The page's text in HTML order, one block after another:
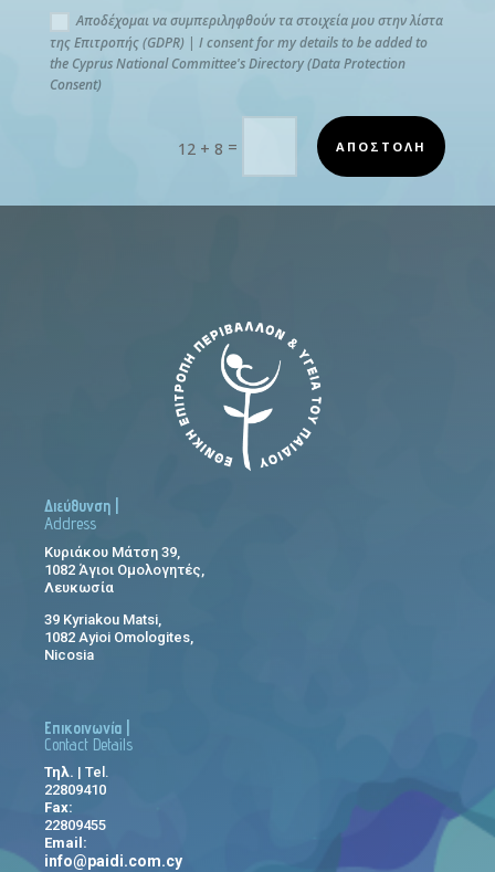
Αποδέχομαι να συμπεριληφθούν τα στοιχεία μου στην λίστα
της Επιτροπής (GDPR) | I consent for my details to be added to
the Cyprus National Committee's Directory (Data Protection
Consent)
12 + 8 = ΑΠΟΣΤΟΛΗ
Διεύθυνση |
Address
Κυριάκου Μάτση 39,
1082 Άγιοι Ομολογητές,
Λευκωσία
39 Kyriakou Matsi,
1082 Ayioi Omologites,
Nicosia
Επικοινωνία |
Contact Details
Τηλ. | Tel.
22809410
Fax:
22809455
Email:
info@paidi.com.cy